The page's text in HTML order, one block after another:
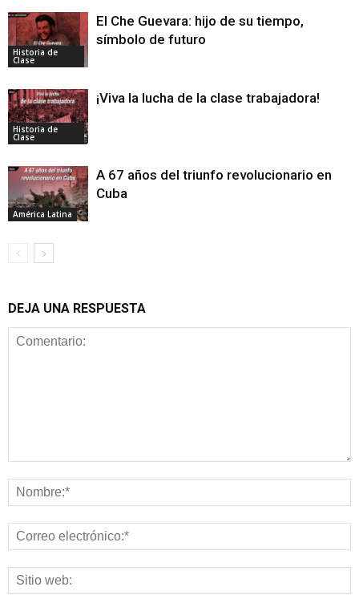
Historia de
Clase
El Che Guevara: hijo de su tiempo,
símbolo de futuro
Historia de
Clase
¡Viva la lucha de la clase trabajadora!
América Latina
A 67 años del triunfo revolucionario en
Cuba
DEJA UNA RESPUESTA